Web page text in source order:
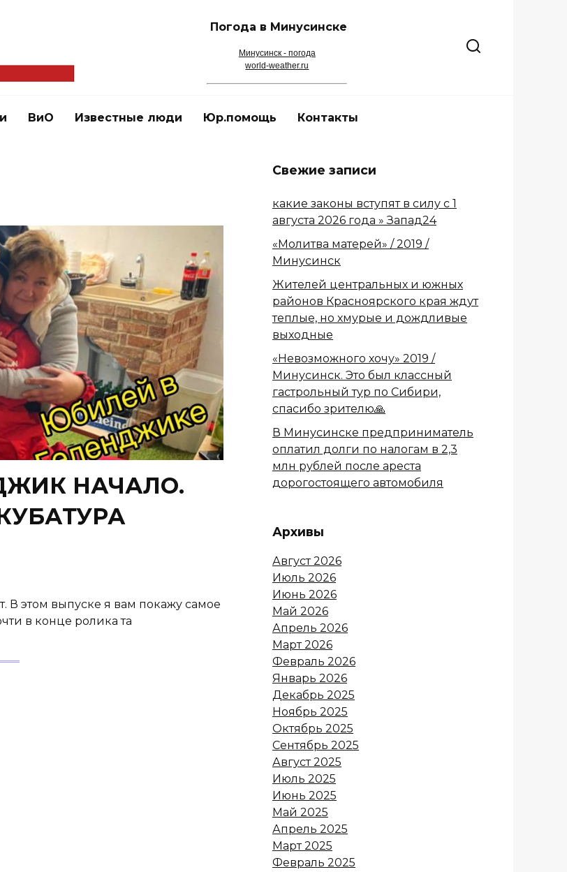
Погода в Минусинске
Минусинск - погода
world-weather.ru
ВиО Известные люди Юр.помощь Контакты
НАЧАЛО.
В этом выпуске я вам покажу самое
в конце ролика та
Свежие записи
какие законы вступят в силу с 1
августа 2026 года » Запад24
«Молитва матерей» / 2019 /
Минусинск
Жителей центральных и южных
районов Красноярского края ждут
теплые, но хмурые и дождливые
выходные
«Невозможного хочу» 2019 /
Минусинск. Это был классный
гастрольный тур по Сибири,
спасибо зрителю🙏
В Минусинске предприниматель
оплатил долги по налогам в 2,3
млн рублей после ареста
дорогостоящего автомобиля
Архивы
Август 2026
Июль 2026
Июнь 2026
Май 2026
Апрель 2026
Март 2026
Февраль 2026
Январь 2026
Декабрь 2025
Ноябрь 2025
Октябрь 2025
Сентябрь 2025
Август 2025
Июль 2025
Июнь 2025
Май 2025
Апрель 2025
Март 2025
Февраль 2025